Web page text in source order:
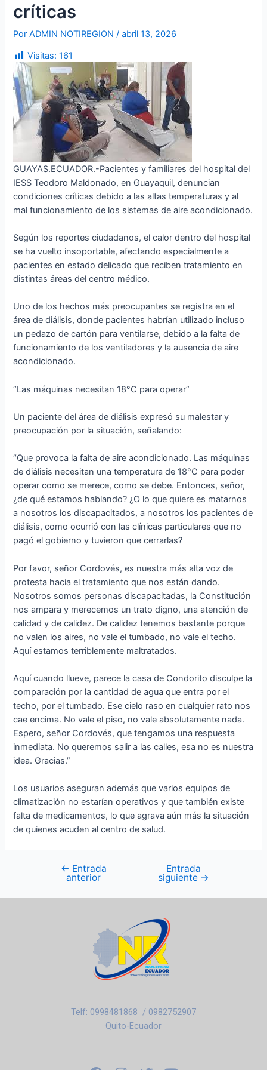
críticas
PorADMIN NOTIREGION/abril 13, 2026
Visitas: 161
GUAYAS.ECUADOR.-Pacientes y familiares del hospital del
IESS Teodoro Maldonado, en Guayaquil, denuncian
condiciones críticas debido a las altas temperaturas y al
mal funcionamiento de los sistemas de aire acondicionado.
Según los reportes ciudadanos, el calor dentro del hospital
se ha vuelto insoportable, afectando especialmente a
pacientes en estado delicado que reciben tratamiento en
distintas áreas del centro médico.
Uno de los hechos más preocupantes se registra en el
área de diálisis, donde pacientes habrían utilizado incluso
un pedazo de cartón para ventilarse, debido a la falta de
funcionamiento de los ventiladores y la ausencia de aire
acondicionado.
“Las máquinas necesitan 18°C para operar”
Un paciente del área de diálisis expresó su malestar y
preocupación por la situación, señalando:
“Que provoca la falta de aire acondicionado. Las máquinas
de diálisis necesitan una temperatura de 18°C para poder
operar como se merece, como se debe. Entonces, señor,
¿de qué estamos hablando? ¿O lo que quiere es matarnos
a nosotros los discapacitados, a nosotros los pacientes de
diálisis, como ocurrió con las clínicas particulares que no
pagó el gobierno y tuvieron que cerrarlas?
Por favor, señor Cordovés, es nuestra más alta voz de
protesta hacia el tratamiento que nos están dando.
Nosotros somos personas discapacitadas, la Constitución
nos ampara y merecemos un trato digno, una atención de
calidad y de calidez. De calidez tenemos bastante porque
no valen los aires, no vale el tumbado, no vale el techo.
Aquí estamos terriblemente maltratados.
Aquí cuando llueve, parece la casa de Condorito disculpe la
comparación por la cantidad de agua que entra por el
techo, por el tumbado. Ese cielo raso en cualquier rato nos
cae encima. No vale el piso, no vale absolutamente nada.
Espero, señor Cordovés, que tengamos una respuesta
inmediata. No queremos salir a las calles, esa no es nuestra
idea. Gracias.”
Los usuarios aseguran además que varios equipos de
climatización no estarían operativos y que también existe
falta de medicamentos, lo que agrava aún más la situación
de quienes acuden al centro de salud.
← Entrada
anterior
Entrada
siguiente →
Telf: 0998481868 / 0982752907
Quito-Ecuador
F I T Y